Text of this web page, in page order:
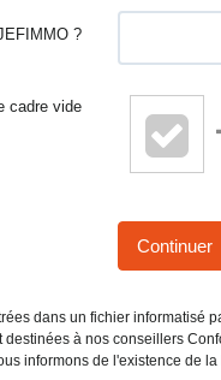
?
cadre vide
Continuer
dans un fichier informatisé
à nos conseillers
informons de l'existence